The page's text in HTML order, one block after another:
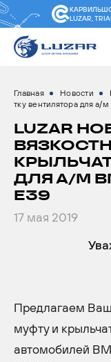
LUZAR,
Главная Новости
тку вентилятора для а/
LUZAR
ДЛЯ А/М
E39
17 мая 2019
Предлагаем
муфту и
автомобилей